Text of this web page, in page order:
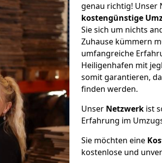
genau richtig! Unser
kostengünstige
Sie sich um nichts
Zuhause kümmern
umfangreiche
Heiligenhafen mit
somit garantieren,
finden werden.
Unser Netzwerk ist
Erfahrung im
Sie möchten eine
kostenlose und